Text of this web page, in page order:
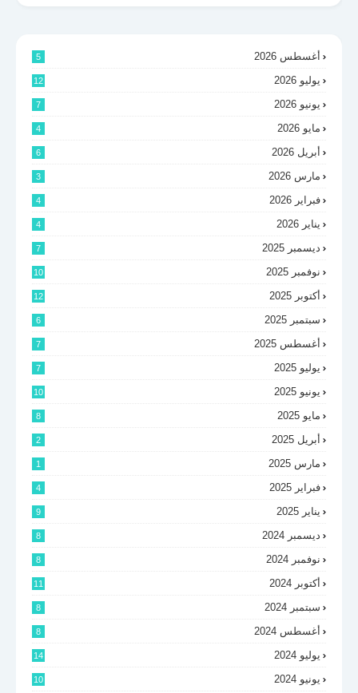
أغسطس 2026 5
يوليو 2026 12
يونيو 2026 7
مايو 2026 4
أبريل 2026 6
مارس 2026 3
فبراير 2026 4
يناير 2026 4
ديسمبر 2025 7
نوفمبر 2025 10
أكتوبر 2025 12
سبتمبر 2025 6
أغسطس 2025 7
يوليو 2025 7
يونيو 2025 10
مايو 2025 8
أبريل 2025 2
مارس 2025 1
فبراير 2025 4
يناير 2025 9
ديسمبر 2024 8
نوفمبر 2024 8
أكتوبر 2024 11
سبتمبر 2024 8
أغسطس 2024 8
يوليو 2024 14
يونيو 2024 10